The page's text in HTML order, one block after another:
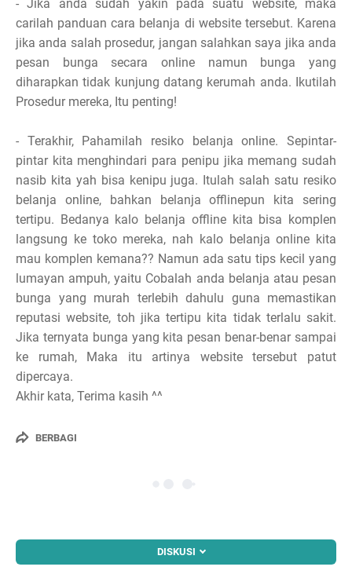
- Jika anda sudah yakin pada suatu website, maka
carilah panduan cara belanja di website tersebut. Karena
jika anda salah prosedur, jangan salahkan saya jika anda
pesan bunga secara online namun bunga yang
diharapkan tidak kunjung datang kerumah anda. Ikutilah
Prosedur mereka, Itu penting!
- Terakhir, Pahamilah resiko belanja online. Sepintar-
pintar kita menghindari para penipu jika memang sudah
nasib kita yah bisa kenipu juga. Itulah salah satu resiko
belanja online, bahkan belanja offlinepun kita sering
tertipu. Bedanya kalo belanja offline kita bisa komplen
langsung ke toko mereka, nah kalo belanja online kita
mau komplen kemana?? Namun ada satu tips kecil yang
lumayan ampuh, yaitu Cobalah anda belanja atau pesan
bunga yang murah terlebih dahulu guna memastikan
reputasi website, toh jika tertipu kita tidak terlalu sakit.
Jika ternyata bunga yang kita pesan benar-benar sampai
ke rumah, Maka itu artinya website tersebut patut
dipercaya.
Akhir kata, Terima kasih ^^
BERBAGI
DISKUSI